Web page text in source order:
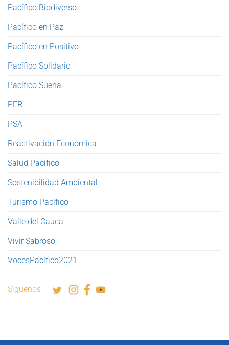
Pacífico Biodiverso
Pacífico en Paz
Pacífico en Positivo
Pacífico Solidario
Pacífico Suena
PER
PSA
Reactivación Económica
Salud Pacífico
Sostenibilidad Ambiental
Turismo Pacífico
Valle del Cauca
Vivir Sabroso
VocesPacífico2021
Síguenos